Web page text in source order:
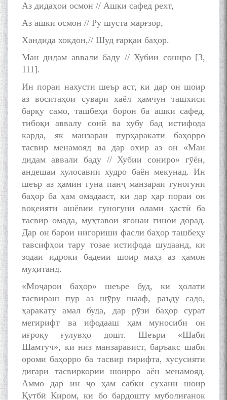
Аз дидаҳои осмон // Ашки сафед рехт,
Аз ашки осмон // Рӯ шуста марғзор,
Хандида хокдон,// Шуд ғарқаи баҳор.
Ман дидам аввали баду // Хубии сониро [3,
111].
Ин пораи нахусти шеър аст, ки дар он шоир
аз воситаҳои сувари хаёл ҳамчун ташхиси
барқу само, ташбеҳи борон ба ашки сафед,
тибоқи аввалу сонӣ ва хубу бад истифода
карда, як манзараи пурҳаракати баҳорро
тасвир менамояд ва дар охир аз он «Ман
дидам аввали баду // Хубии сониро» гӯён,
андешаи хулосавии худро баён мекунад. Ин
шеър аз ҳамин гуна панҷ манзараи гуногуни
баҳор ба ҳам омадааст, ки дар ҳар пораи он
воқеияти ашёвии гуногуни олами ҳастӣ ба
тасвир омада, муҳтавои ягонаи ғиноӣ дорад.
Дар он барои нигориши фасли баҳор ташбеҳу
тавсифҳои тару тозае истифода шудаанд, ки
зодаи идроки бадеии шоир маҳз аз ҳамон
муҳитанд.
«Моҷарои баҳор» шеъре буд, ки ҳолати
тасвираш пур аз шӯру шааф, раъду садо,
ҳаракату амал буда, дар рӯзи баҳор сурат
мегирифт ва ифодааш ҳам муносиби он
иғроқу ғулувҳо дошт. Шеъри «Шаби
Шамтуч», ки низ манзаравист, баръакс шаби
ороми баҳорро ба тасвир гирифта, хусусияти
дигари тасвиркории шоирро аён менамояд.
Аммо дар ин ҷо ҳам сабки сухани шоир
Қутбӣ Киром, ки бо бардошту муболиғанок